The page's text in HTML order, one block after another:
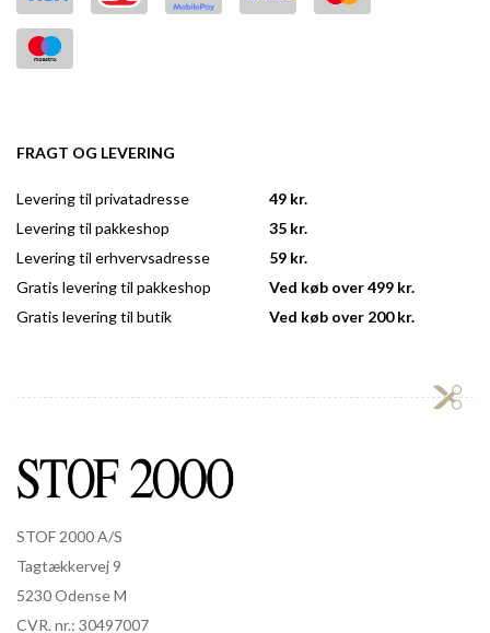
FRAGT OG LEVERING
Levering til privatadresse
Levering til pakkeshop
Levering til erhvervsadresse
Gratis levering til pakkeshop
Gratis levering til butik
49 kr.
35 kr.
59 kr.
Ved køb over 499 kr.
Ved køb over 200 kr.
STOF 2000 A/S
Tagtækkervej 9
5230 Odense M
CVR. nr.: 30497007